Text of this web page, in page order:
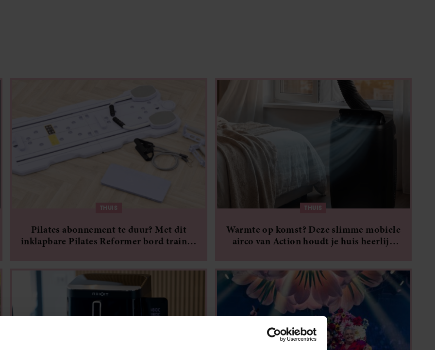
THUIS
Pilates abonnement te duur? Met dit
inklapbare Pilates Reformer bord train je
THUIS
Warmte op komst? Deze slimme mobiele
airco van Action houdt je huis heerlijk